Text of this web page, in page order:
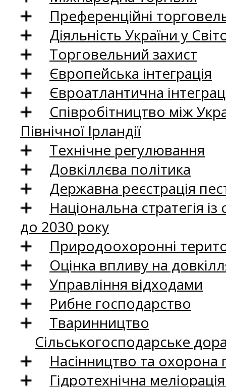
Преференційні
Діяльність України у
Торговельний захист
Європейська інтеграція
Євроатлантична
Співробітництво між
Північної Ірландії
Технічне регулювання
Довкіллєва політика
Державна реєстрація
Національна стратегія
до 2030 року
Природоохоронні
Оцінка впливу на
Управління відходами
Рибне господарство
Тваринництво
Сільськогосподарське
Насінництво та
Гідротехнічна